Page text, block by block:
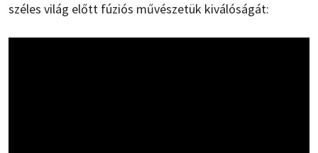
széles világ előtt fúziós művészetük kiválóságát: